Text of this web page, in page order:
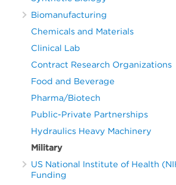
Biomanufacturing
Chemicals and Materials
Clinical Lab
Contract Research Organizations
Food and Beverage
Pharma/Biotech
Public-Private Partnerships
Hydraulics Heavy Machinery
Military
US National Institute of Health
Funding